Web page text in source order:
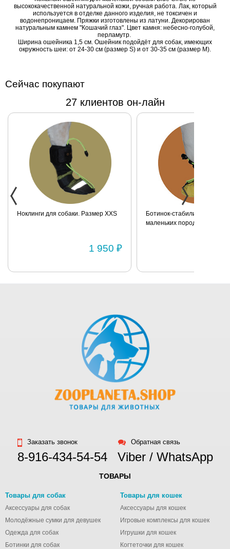
используется в
изделия, не
Пряжки изготовлены
из латуни.
натуральным
камнем "Кошачий
глаз". Цвет камня:
небесно-голубой,
перламутр.
Ширина ошейника
1,5 см. Ошейник
подойдёт для
собак, имеющих
окружность шеи: от
высококачественной натуральной кожи, ручная работа. Лак, который
используется в отделке данного изделия, не токсичен и
водонепроницаем. Пряжки изготовлены из латуни. Декорирован
натуральным камнем "Кошачий глаз". Цвет камня: небесно-голубой,
перламутр.
Ширина ошейника 1,5 см. Ошейник подойдёт для собак, имеющих
окружность шеи: от 24-30 см (размер S) и от 30-35 см (размер М).
Сейчас покупают
27 клиентов он-лайн
Ноклинги для собаки. Размер XXS
1 950 ₽
Ботинок-стабилизатор для
маленьких пород для
Заказать звонок
8-916-434-54-54
Обратная связь
Viber / WhatsApp
ТОВАРЫ
Товары для собак
Аксессуары для собак
Молодёжные сумки для девушек
Одежда для собак
Ботинки для собак
Товары для кошек
Аксессуары для кошек
Игровые комплексы для кошек
Игрушки для кошек
Когтеточки для кошек